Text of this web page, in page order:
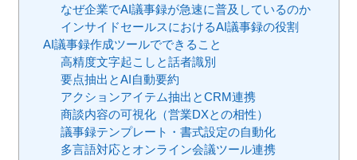
なぜ企業でAI議事録が急速に普及しているのか
インサイドセールスにおけるAI議事録の役割
AI議事録作成ツールでできること
高精度文字起こしと話者識別
要点抽出とAI自動要約
アクションアイテム抽出とCRM連携
商談内容の可視化（営業DXとの相性）
議事録テンプレート・書式設定の自動化
多言語対応とオンライン会議ツール連携